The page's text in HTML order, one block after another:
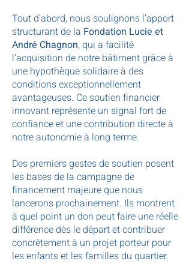
Tout d’abord, nous soulignons l’apport
structurant de la Fondation Lucie et
André Chagnon, qui a facilité
l’acquisition de notre bâtiment grâce à
une hypothèque solidaire à des
conditions exceptionnellement
avantageuses. Ce soutien financier
innovant représente un signal fort de
confiance et une contribution directe à
notre autonomie à long terme.​​
Des premiers gestes de soutien posent
les bases de la campagne de
financement majeure que nous
lancerons prochainement. Ils montrent
à quel point un don peut faire une réelle
différence dès le départ et contribuer
concrètement à un projet porteur pour
les enfants et les familles du quartier.